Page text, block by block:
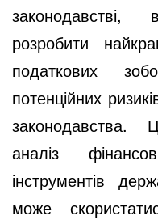
розробити
податкових
потенційних
законодавства.
аналіз
інструментів
може